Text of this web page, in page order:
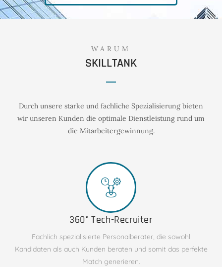
WARUM
SKILLTANK
Durch unsere starke und fachliche Spezialisierung bieten
wir unseren Kunden die optimale Dienstleistung rund um
die Mitarbeitergewinnung.
360° Tech-Recruiter
Fachlich spezialisierte Personalberater, die sowohl
Kandidaten als auch Kunden beraten und somit das perfekte
Match generieren.